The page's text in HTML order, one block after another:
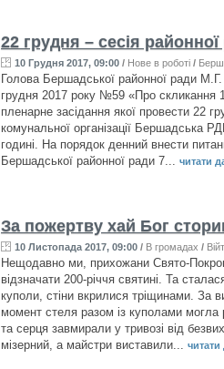
22 грудня – сесія
10 Грудня 2017, 09:00 / Нове в роботі /
Голова Бершадської районної ради
грудня 2017 року №59 «Про скликання
пленарне засідання якої провести 22
комунальної організації Бершадська
годині. На порядок денний внести
Бершадської районної ради 7... читати
За пожертву хай Бог
10 Листопада 2017, 09:00 / В громадах /
Нещодавно ми, прихожани Свято-
відзначати 200-річчя святині. Та
куполи, стіни вкрилися тріщинами. За
момент стеля разом із куполами
та серця завмирали у тривозі від
мізерний, а майстри виставили... читати